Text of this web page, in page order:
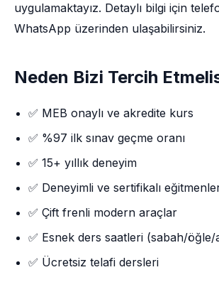
uygulamaktayız. Detaylı bilgi için
WhatsApp üzerinden ulaşabilirsiniz.
Neden Bizi Tercih
✅ MEB onaylı ve akredite kurs
✅ %97 ilk sınav geçme oranı
✅ 15+ yıllık deneyim
✅ Deneyimli ve sertifikalı
✅ Çift frenli modern araçlar
✅ Esnek ders saatleri (sabah/öğle/
✅ Ücretsiz telafi dersleri